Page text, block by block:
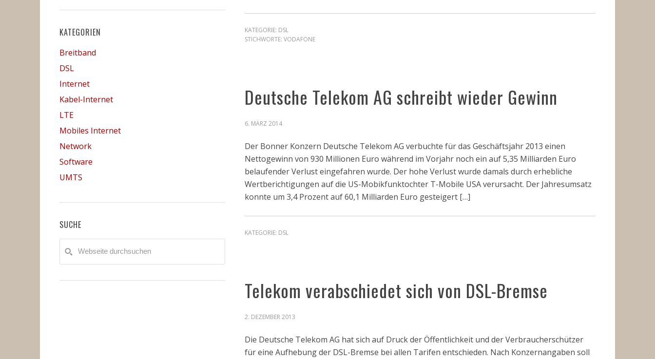
KATEGORIE: DSL
STICHWORTE: VODAFONE
Deutsche Telekom AG schreibt wieder Gewinn
6. MÄRZ 2014
Der Bonner Konzern Deutsche Telekom AG verbuchte für das Geschäftsjahr 2013 einen
Nettogewinn von 930 Millionen Euro während im Vorjahr noch ein auf 5,35 Milliarden Euro
belaufender Verlust eingefahren wurde. Der hohe Verlust wurde damals durch erhebliche
Wertberichtigungen auf die US-Mobikfunktochter T-Mobile USA verursacht. Der Jahresumsatz
konnte um 3,4 Prozent auf 60,1 Milliarden Euro gesteigert […]
KATEGORIE: DSL
Telekom verabschiedet sich von DSL-Bremse
2. DEZEMBER 2013
Die Deutsche Telekom AG hat sich auf Druck der Öffentlichkeit und der Verbraucherschützer
für eine Aufhebung der DSL-Bremse bei allen Tarifen entschieden. Nach Konzernangaben soll
KATEGORIEN
Breitband
DSL
Internet
Kabel-Internet
LTE
Mobiles Internet
Network
Software
UMTS
SUCHE